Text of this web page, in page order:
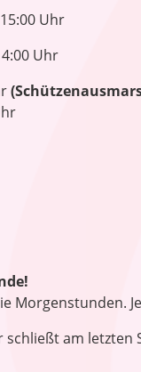
Uhr
Uhr
Morgenstunden.
schließt am letzten